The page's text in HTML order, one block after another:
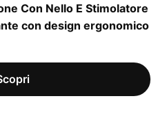
Con Nello E Stimolatore
con design ergonomico